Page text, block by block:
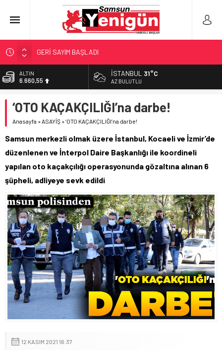
GERİ SAYIM BAŞLADI
SAMSUNSPOR’DA HEDEF 5’İNCİLİK!
‘BAFRA’YA YATIRIM YAPIN!’
YÖNETİCİ SEÇERKEN YAPILAN EN BÜYÜK HATALAR
ALTIN
6.660,55
13.779,39
DOLAR
55,1881
İSTANBUL 31°C
AZ BULUTLU
‘OTO KAÇAKÇILIĞI’na darbe!
Anasayfa »ASAYİŞ »‘OTO KAÇAKÇILIĞI’na darbe!
Samsun merkezli olmak üzere İstanbul, Kocaeli ve İzmir’de
düzenlenen ve İnterpol Daire Başkanlığı ile koordineli
yapılan oto kaçakçılığı operasyonunda gözaltına alınan 6
şüpheli, adliyeye sevk edildi
12 KASIM 2021 16:37